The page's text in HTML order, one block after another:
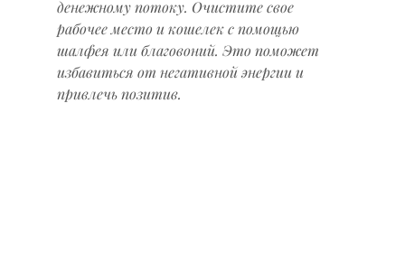
денежному потоку. Очистите свое
рабочее место и кошелек с помощью
шалфея или благовоний. Это поможет
избавиться от негативной энергии и
привлечь позитив.